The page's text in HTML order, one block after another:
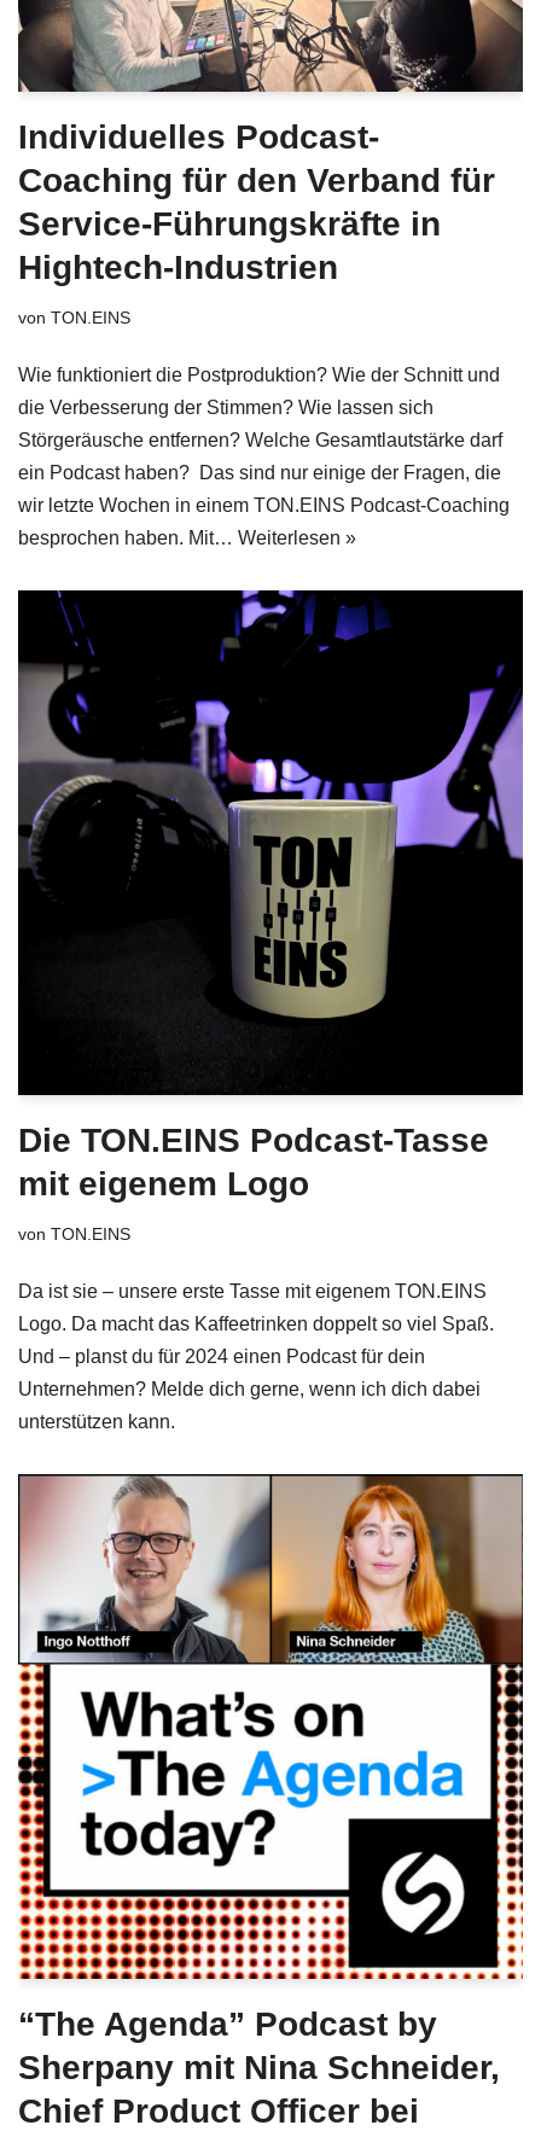
Individuelles Podcast-
Coaching für den Verband für
Service-Führungskräfte in
Hightech-Industrien
von TON.EINS
Wie funktioniert die Postproduktion? Wie der Schnitt und
die Verbesserung der Stimmen? Wie lassen sich
Störgeräusche entfernen? Welche Gesamtlautstärke darf
ein Podcast haben? Das sind nur einige der Fragen, die
wir letzte Wochen in einem TON.EINS Podcast-Coaching
besprochen haben. Mit… Weiterlesen »
Die TON.EINS Podcast-Tasse
mit eigenem Logo
von TON.EINS
Da ist sie – unsere erste Tasse mit eigenem TON.EINS
Logo. Da macht das Kaffeetrinken doppelt so viel Spaß.
Und – planst du für 2024 einen Podcast für dein
Unternehmen? Melde dich gerne, wenn ich dich dabei
unterstützen kann.
“The Agenda” Podcast by
Sherpany mit Nina Schneider,
Chief Product Officer bei